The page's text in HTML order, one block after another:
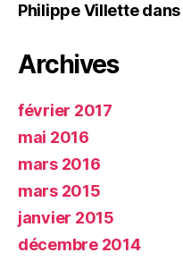
Philippe Villettedans
Archives
février 2017
mai 2016
mars 2016
mars 2015
janvier 2015
décembre 2014